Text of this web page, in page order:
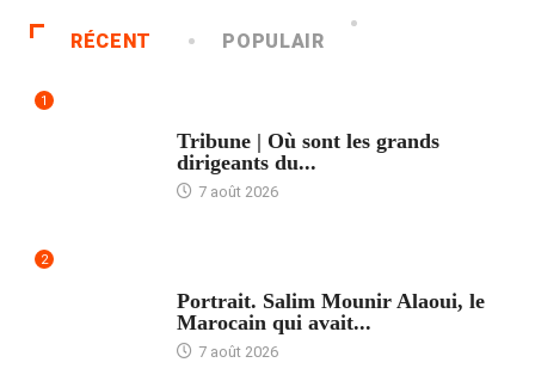
RÉCENT POPULAIR
1
Tribune | Où sont les grands
dirigeants du...
7 août 2026
2
Portrait. Salim Mounir Alaoui, le
Marocain qui avait...
7 août 2026